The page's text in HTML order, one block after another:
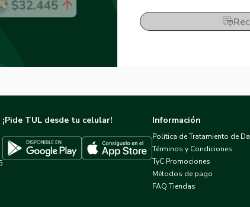
¡Pide TUL desde tu celular!
Descargar TUL en Google PlayDescargar TUL en App Store
Información
Política de Tratamiento de
Términos y Condiciones
TyC Promociones
Métodos de pago
FAQ Tiendas